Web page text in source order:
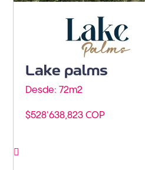
Barranquilla -
Lake palms
Desde: 72m2
$528'638,823 COP